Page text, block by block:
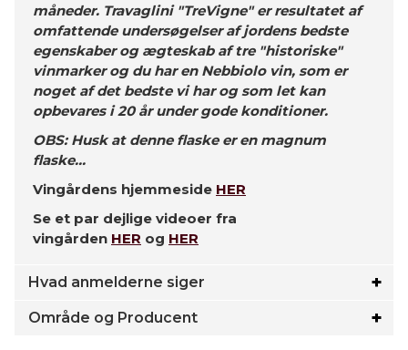
måneder. Travaglini "TreVigne" er resultatet af
omfattende undersøgelser af jordens bedste
egenskaber og ægteskab af tre "historiske"
vinmarker og du har en Nebbiolo vin, som er
noget af det bedste vi har og som let kan
opbevares i 20 år under gode konditioner.
OBS: Husk at denne flaske er en magnum
flaske...
Vingårdens hjemmeside HER
Se et par dejlige videoer fra
vingården HER og HER
Hvad anmelderne siger
Område og Producent